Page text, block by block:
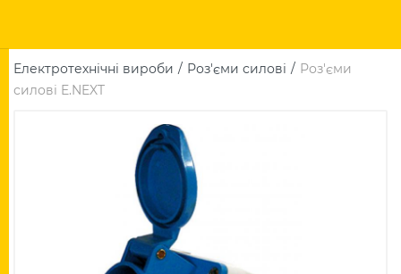
Електротехнічні вироби Роз'єми силові
Роз'єми
силові E.NEXT